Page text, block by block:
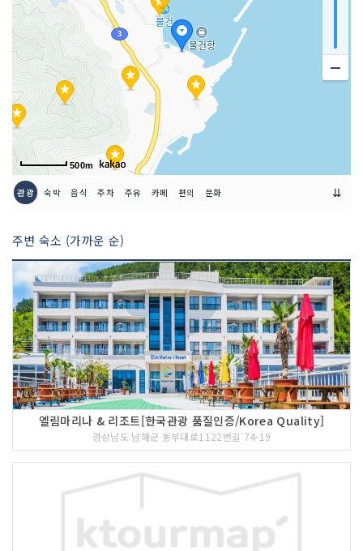
쉬는날 매주 월요일
이용시간 09:00~18:00 (휴게시간 12:00~13:00)
500m
관광 숙박 음식 주차 주유 카페 편의 문화 ⇊
주변 숙소 (가까운 순)
엘림마리나 & 리조트[한국관광 품질인증/Korea Quality]
경상남도 남해군 동부대로1122번길 74-19